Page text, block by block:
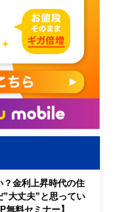
？金利上昇時代の住
”大丈夫”と思ってい
無料セミナー】